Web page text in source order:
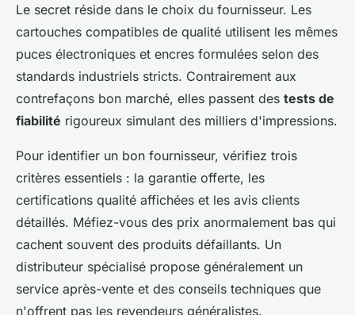
Le secret réside dans le choix du fournisseur. Les
cartouches compatibles de qualité utilisent les mêmes
puces électroniques et encres formulées selon des
standards industriels stricts. Contrairement aux
contrefaçons bon marché, elles passent des tests de
fiabilité rigoureux simulant des milliers d'impressions.
Pour identifier un bon fournisseur, vérifiez trois
critères essentiels : la garantie offerte, les
certifications qualité affichées et les avis clients
détaillés. Méfiez-vous des prix anormalement bas qui
cachent souvent des produits défaillants. Un
distributeur spécialisé propose généralement un
service après-vente et des conseils techniques que
n'offrent pas les revendeurs généralistes.